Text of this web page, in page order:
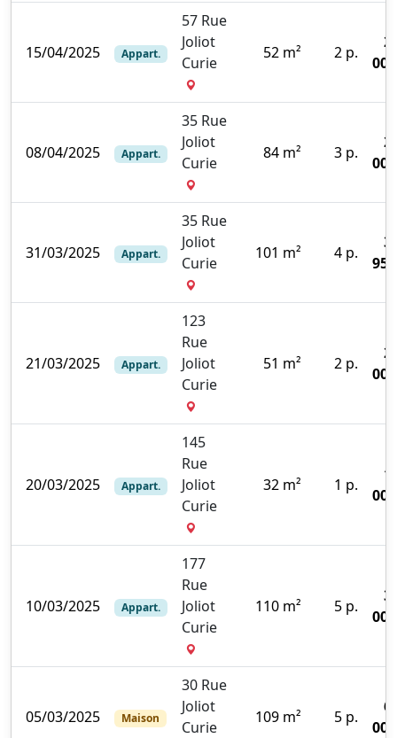
15/04/2025 Appart.
57 Rue
Joliot
Curie
52 m² 2 p.
08/04/2025 Appart.
35 Rue
Joliot
Curie
84 m² 3 p.
31/03/2025 Appart.
35 Rue
Joliot
Curie
101 m² 4 p.
21/03/2025 Appart.
123
Rue
Joliot
Curie
51 m² 2 p.
20/03/2025 Appart.
145
Rue
Joliot
Curie
32 m² 1 p.
10/03/2025 Appart.
177
Rue
Joliot
Curie
110 m² 5 p.
05/03/2025 Maison
30 Rue
Joliot
Curie
109 m² 5 p.